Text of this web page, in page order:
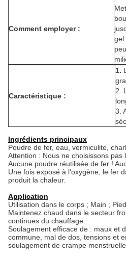
Comment employer :
gel
Caractéristique :
1.
2.
3.
Ingrédients principaux
Poudre de fer, eau, vermiculite,
Attention : Nous ne choisissons pas
Aucune poudre réutilisée de fer !
Une fois exposé à l'oxygène, le fer
produit la chaleur.
Application
Utilisation dans le corps ; Main ;
Maintenez chaud dans le secteur
continues du chauffage.
Soulagement efficace de : maux et
commune, mal de dos, tensions et
soulagement de crampe menstruelle.